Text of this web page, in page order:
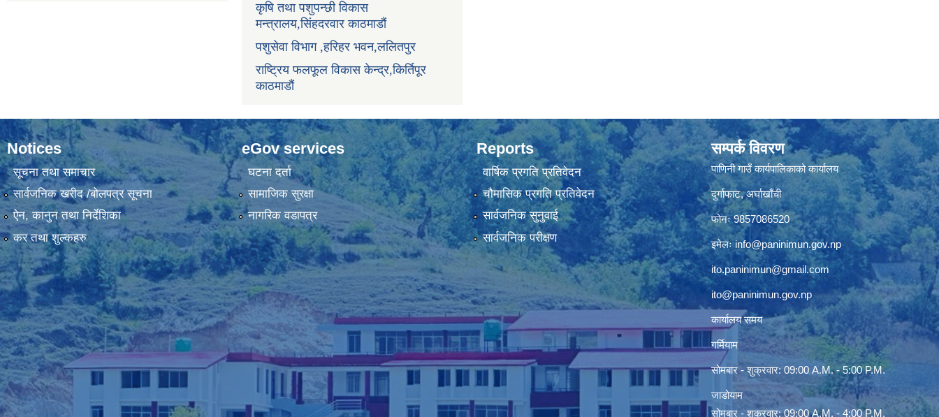
कृषि तथा पशुपन्छी विकास
मन्त्रालय,सिंहदरवार काठमाडौं
पशुसेवा विभाग ,हरिहर भवन,ललितपुर
राष्ट्रिय फलफूल विकास केन्द्र,किर्तिपूर
काठमाडौं
Notices
सूचना तथा समाचार
सार्वजनिक खरीद /बोलपत्र सूचना
ऐन, कानुन तथा निर्देशिका
कर तथा शुल्कहरु
eGov services
घटना दर्ता
सामाजिक सुरक्षा
नागरिक वडापत्र
Reports
वार्षिक प्रगति प्रतिवेदन
चौमासिक प्रगति प्रतिवेदन
सार्वजनिक सुनुवाई
सार्वजनिक परीक्षण
सम्पर्क विवरण
पाणिनी गाउँ कार्यपालिकाको कार्यालय
दुर्गाफाट, अर्घाखाँची
फोनः 9857086520
इमेलःinfo@paninimun.gov.np
ito.paninimun@gmail.com
ito@paninimun.gov.np
कार्यालय समय
गर्मियाम
सोमबार - शुक्रवार: 09:00 A.M. - 5:00 P.M.
जाडोयाम
सोमबार - शुक्रवार: 09:00 A.M. - 4:00 P.M.